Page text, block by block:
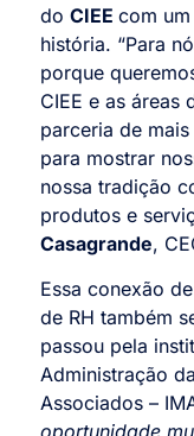
do CIEE com
história. “Para
porque
CIEE e as áreas
parceria de
para mostrar
nossa tradição
produtos e
Casagrande,
Essa conexão
de RH também
passou pela
Administração
Associados –